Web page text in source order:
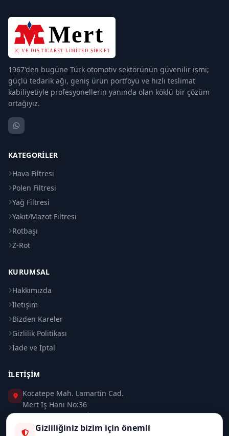
1967'den bugüne Türk otomotiv sektörünün güvenilir ismi;
güçlü tedarik ağı, geniş ürün portföyü ve hızlı teslimat
kabiliyetiyle profesyonellerin yanında olan köklü bir çözüm
ortağıyız.
KATEGORILER
Hava Filtresi
Polen Filtresi
Yağ Filtresi
Yakıt/Mazot Filtresi
Rotbaşı
Z-Rot
KURUMSAL
Hakkımızda
İletişim
Bizden Kareler
Gizlilik Politikası
İade ve İptal
İLETIŞIM
Kocatepe Mah. Lamartin Cad.
Mert İş Hanı No:36
Taksim / Beyoğlu / İSTANBUL
Gizliliğiniz bizim için önemli